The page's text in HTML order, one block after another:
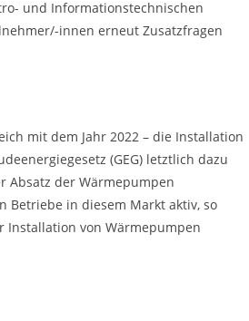
und Informationstechnischen
innen erneut Zusatzfragen
mit dem Jahr 2022 – die Installation
(GEG) letztlich dazu
Absatz der Wärmepumpen
Betriebe in diesem Markt aktiv, so
Installation von Wärmepumpen